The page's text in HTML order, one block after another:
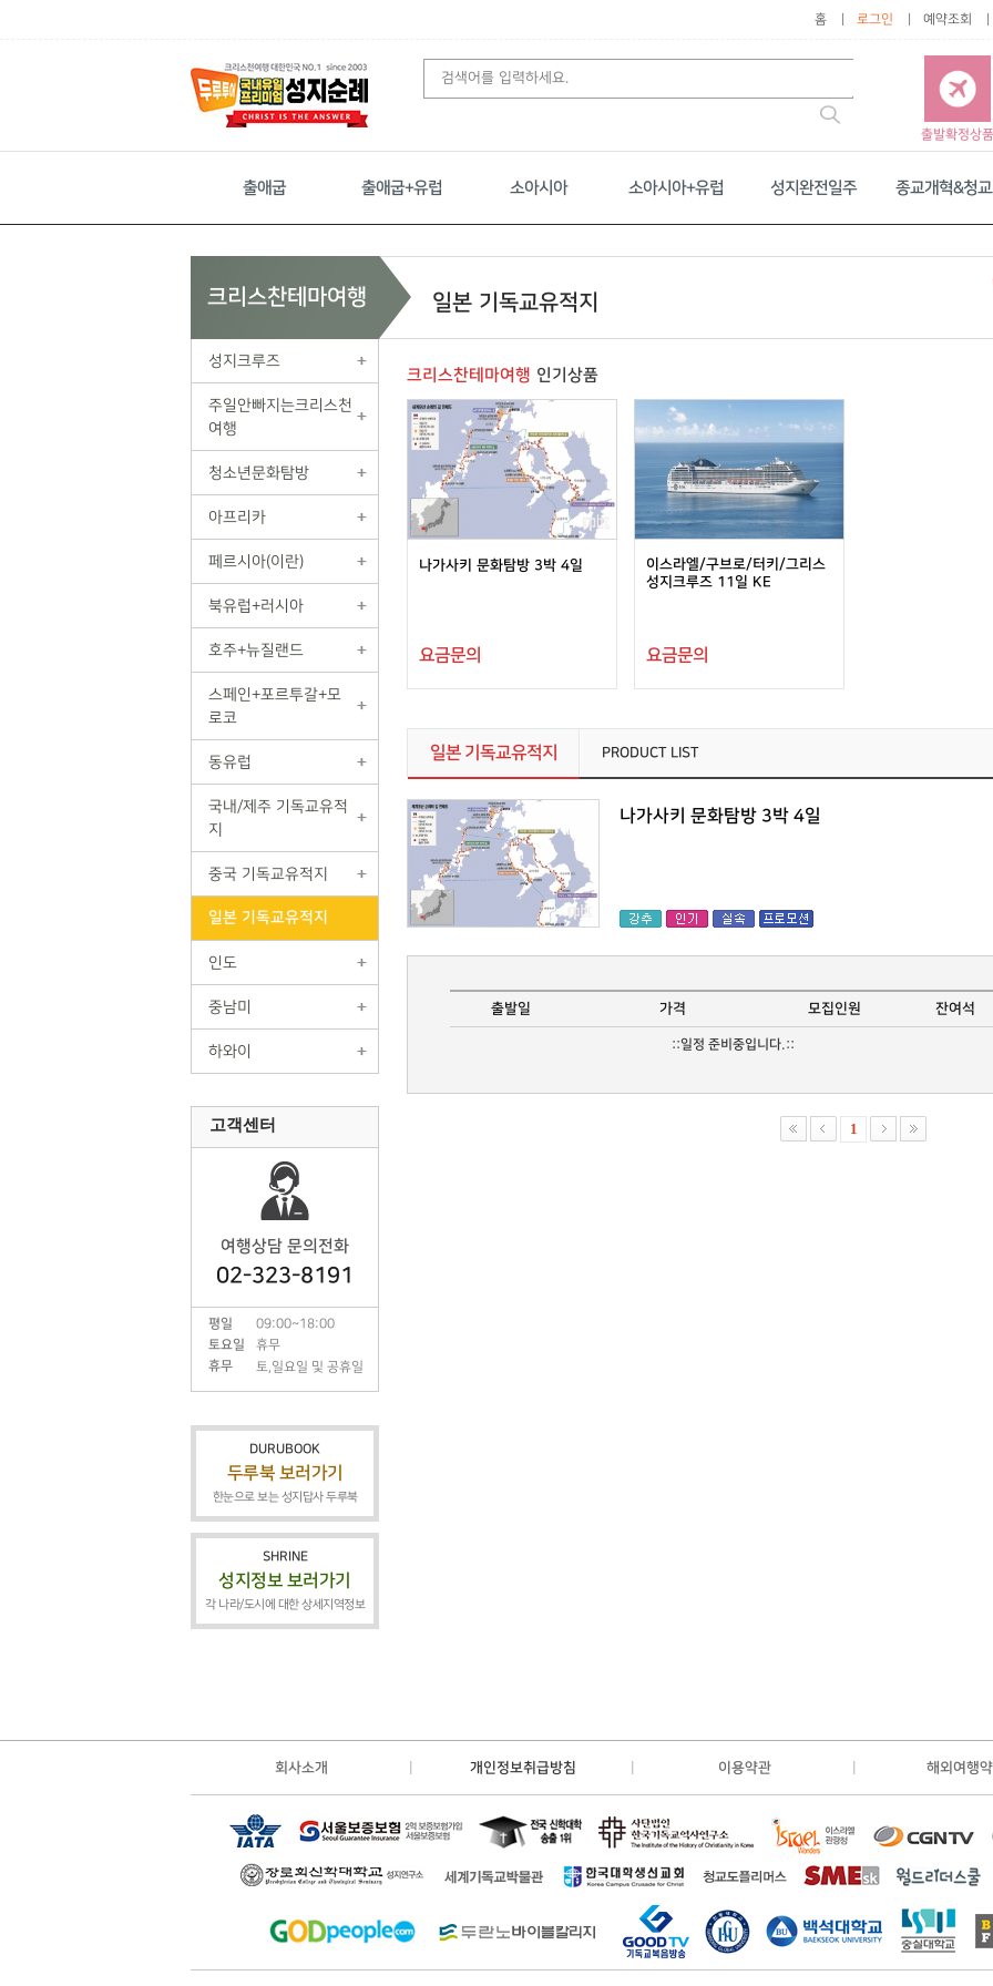
홈 로그인 예약조회
출발확정상품
출애굽 출애굽+유럽 소아시아 소아시아+유럽 성지완전일주 종교개혁&청
크리스찬테마여행
성지크루즈
주일안빠지는크리스천
여행
청소년문화탐방
아프리카
페르시아(이란)
북유럽+러시아
호주+뉴질랜드
스페인+포르투갈+모
로코
동유럽
국내/제주 기독교유적
지
중국 기독교유적지
일본 기독교유적지
인도
중남미
하와이
고객센터
여행상담 문의전화
02-323-8191
평일
09:00~18:00
토요일
휴무
휴무
토,일요일 및 공휴일
DURUBOOK
두루북 보러가기
한눈으로 보는 성지답사 두루북
SHRINE
성지정보 보러가기
각 나라/도시에 대한 상세지역정보
일본 기독교유적지
크리스찬테마여행 인기상품
나가사키 문화탐방 3박 4일
요금문의
이스라엘/구브로/터키/그리스
성지크루즈 11일 KE
요금문의
일본 기독교유적지 PRODUCT LIST
나가사키 문화탐방 3박 4일
출발일 가격 모집인원 잔여석
::일정 준비중입니다.::
1
회사소개 개인정보취급방침 이용약관 해외여행